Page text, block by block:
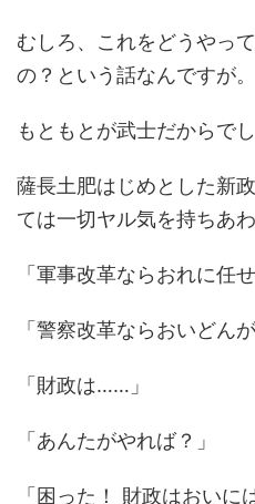
むしろ、これをどうやっ
の？という話なんですが。
もともとが武士だからでし
薩長土肥はじめとした新
ては一切ヤル気を持ちあ
「軍事改革ならおれに任
「警察改革ならおいどん
「財政は……」
「あんたがやれば？」
「困った！ 財政はおいに